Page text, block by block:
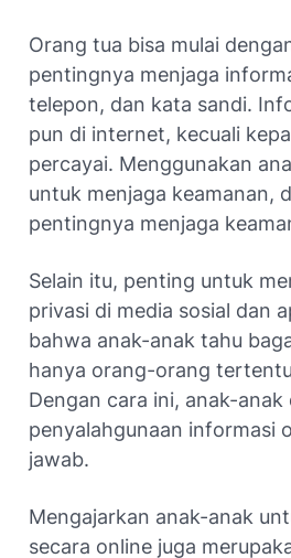
Orang tua bisa mulai
pentingnya menjaga
telepon, dan kata sandi.
pun di internet, kecuali
percayai. Menggunakan
untuk menjaga keamanan,
pentingnya menjaga
Selain itu, penting untuk
privasi di media sosial dan
bahwa anak-anak tahu
hanya orang-orang
Dengan cara ini, anak-
penyalahgunaan informasi
jawab.
Mengajarkan anak-anak
secara online juga